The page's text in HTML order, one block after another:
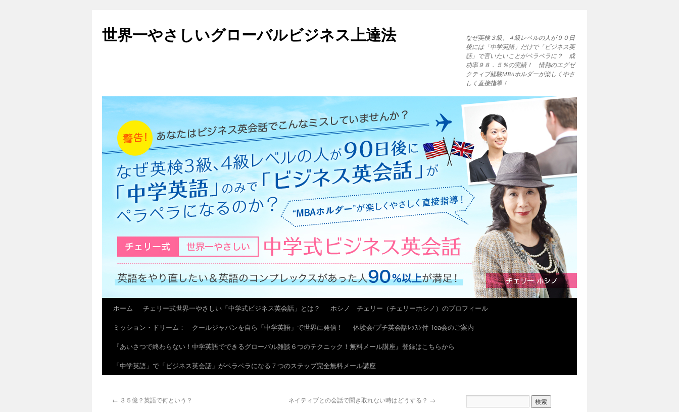
世界一やさしいグローバルビジネス上達法
なぜ英検３級、４級レベルの人が９０日
後には「中学英語」だけで「ビジネス英
話」で言いたいことがペラペラに？ 成
功率９８．５％の実績！ 情熱のエグゼ
クティブ経験MBAホルダーが楽しくやさ
しく直接指導！
ホーム チェリー式世界一やさしい「中学式ビジネス英会話」とは？
ホシノ チェリー（チェリーホシノ）のプロフィール
ミッション・ドリーム： クールジャパンを自ら「中学英語」で世界に発信！
体験会/プチ英会話ﾚｯｽﾝ付 Tea会のご案内
『あいさつで終わらない！中学英語でできるグローバル雑談６つのテクニック！無料メール講座』登録はこちらから
「中学英語」で「ビジネス英会話」がペラペラになる７つのステップ完全無料メール講座
← ３５億？英語で何という？ ネイティブとの会話で聞き取れない時はどうする？ →